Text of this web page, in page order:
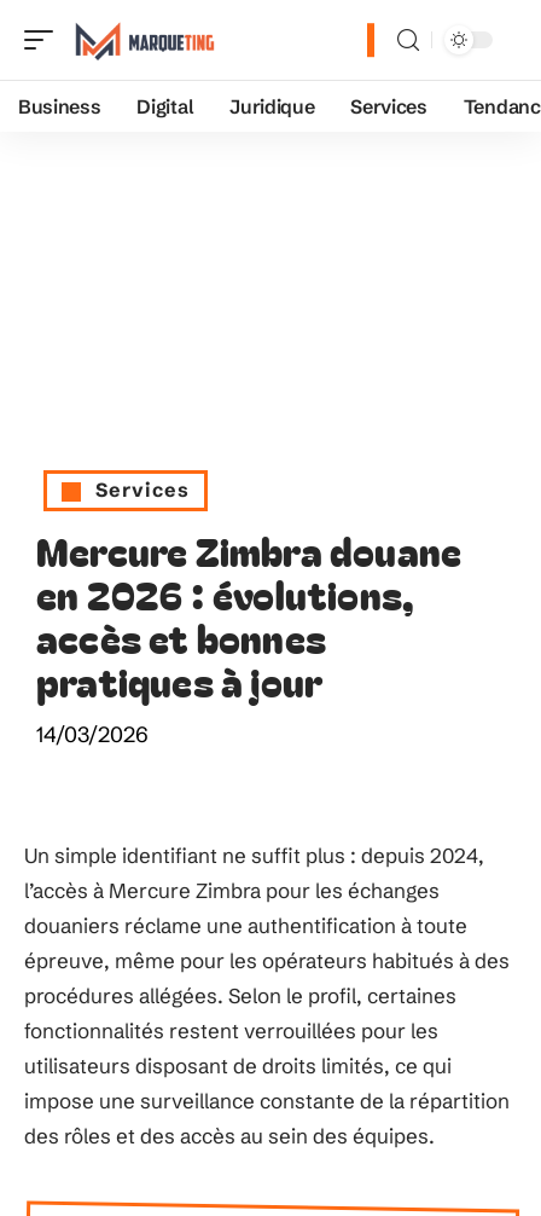
Business Digital Juridique Services
Services
Mercure Zimbra douane
en 2026 : évolutions,
accès et bonnes
pratiques à jour
14/03/2026
Un simple identifiant ne suffit plus : depuis 2024,
l’accès à Mercure Zimbra pour les échanges
douaniers réclame une authentification à toute
épreuve, même pour les opérateurs habitués à des
procédures allégées. Selon le profil, certaines
fonctionnalités restent verrouillées pour les
utilisateurs disposant de droits limités, ce qui
impose une surveillance constante de la répartition
des rôles et des accès au sein des équipes.